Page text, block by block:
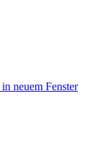
neuem Fenster